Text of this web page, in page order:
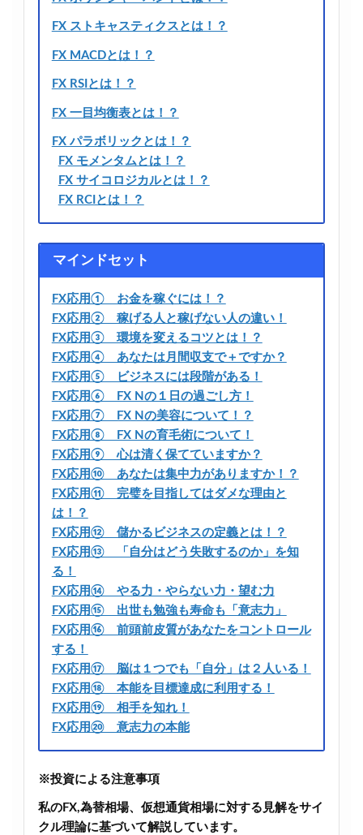
FX ストキャスティクスとは！？
FX MACDとは！？
FX RSIとは！？
FX 一目均衡表とは！？
FX パラボリックとは！？
FX モメンタムとは！？
FX サイコロジカルとは！？
FX RCIとは！？
マインドセット
FX応用① お金を稼ぐには！？
FX応用② 稼げる人と稼げない人の違い！
FX応用③ 環境を変えるコツとは！？
FX応用④ あなたは月間収支で＋ですか？
FX応用⑤ ビジネスには段階がある！
FX応用⑥ FX Nの１日の過ごし方！
FX応用⑦ FX Nの美容について！？
FX応用⑧ FX Nの育毛術について！
FX応用⑨ 心は清く保てていますか？
FX応用⑩ あなたは集中力がありますか！？
FX応用⑪ 完璧を目指してはダメな理由と
は！？
FX応用⑫ 儲かるビジネスの定義とは！？
FX応用⑬ 「自分はどう失敗するのか」を知
る！
FX応用⑭ やる力・やらない力・望む力
FX応用⑮ 出世も勉強も寿命も「意志力」
FX応用⑯ 前頭前皮質があなたをコントロール
する！
FX応用⑰ 脳は１つでも「自分」は２人いる！
FX応用⑱ 本能を目標達成に利用する！
FX応用⑲ 相手を知れ！
FX応用⑳ 意志力の本能
※投資による注意事項
私のFX,為替相場、仮想通貨相場に対する見解をサイ
クル理論に基づいて解説しています。